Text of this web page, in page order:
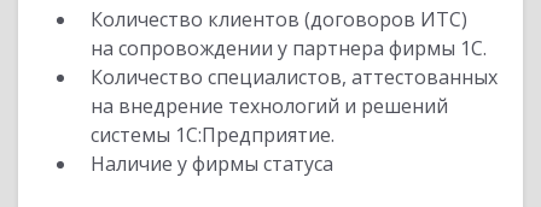
Количество клиентов (договоров ИТС)
на сопровождении у партнера фирмы 1С.
Количество специалистов, аттестованных
на внедрение технологий и решений
системы 1С:Предприятие.
Наличие у фирмы статуса